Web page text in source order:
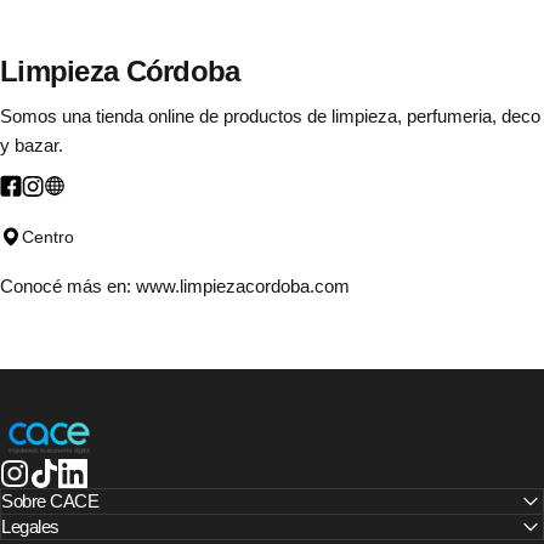
Limpieza Córdoba
Somos una tienda online de productos de limpieza, perfumeria, deco
y bazar.
Centro
Conocé más en: www.limpiezacordoba.com
CACE | Cámara Argentina de Comercio Electrónico
Instagram
TikTokLinkedIn
Sobre CACE
Legales